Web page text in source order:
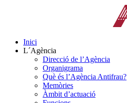
Inici
L´Agència
Direcció de l’Agència
Organigrama
Què és l’Agència Antifrau?
Memòries
Àmbit d’actuació